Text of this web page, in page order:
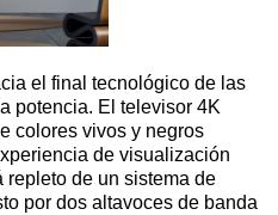
el final tecnológico de las
potencia. El televisor 4K
colores vivos y negros
de visualización
repleto de un sistema de
por dos altavoces de banda